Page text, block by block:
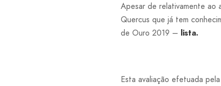
Apesar de relativamente ao
Quercus que já tem
de Ouro 2019 – lista.
Esta avaliação efetuada